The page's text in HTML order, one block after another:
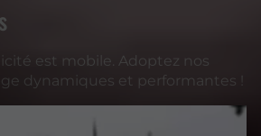
est mobile. Adoptez nos
dynamiques et performantes !